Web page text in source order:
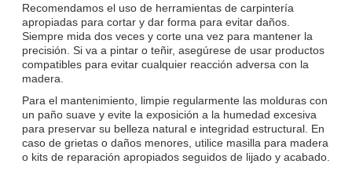
Recomendamos el uso de herramientas de carpintería
apropiadas para cortar y dar forma para evitar daños.
Siempre mida dos veces y corte una vez para mantener la
precisión. Si va a pintar o teñir, asegúrese de usar productos
compatibles para evitar cualquier reacción adversa con la
madera.
Para el mantenimiento, limpie regularmente las molduras con
un paño suave y evite la exposición a la humedad excesiva
para preservar su belleza natural e integridad estructural. En
caso de grietas o daños menores, utilice masilla para madera
o kits de reparación apropiados seguidos de lijado y acabado.